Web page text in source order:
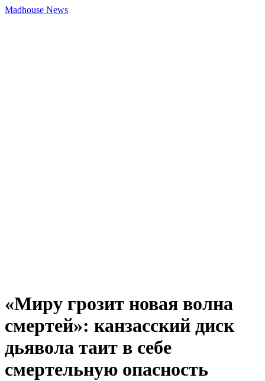
Madhouse News
«Миру грозит новая волна
смертей»: канзасский диск
дьявола таит в себе
смертельную опасность